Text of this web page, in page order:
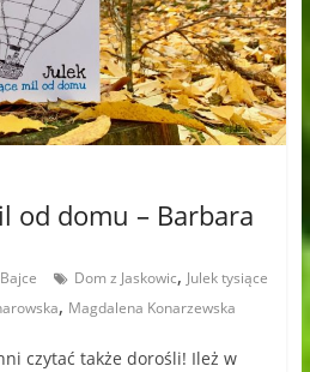
od domu – Barbara
Dom z Jaskowic, Julek tysiące
, Magdalena Konarzewska
czytać także dorośli! Ileż w